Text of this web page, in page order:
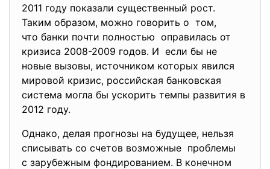
2011 году показали существенный рост.
Таким образом, можно говорить о том,
что банки почти полностью оправилась от
кризиса 2008-2009 годов. И если бы не
новые вызовы, источником которых явился
мировой кризис, российская банковская
система могла бы ускорить темпы развития в
2012 году.
Однако, делая прогнозы на будущее, нельзя
списывать со счетов возможные проблемы
с зарубежным фондированием. В конечном